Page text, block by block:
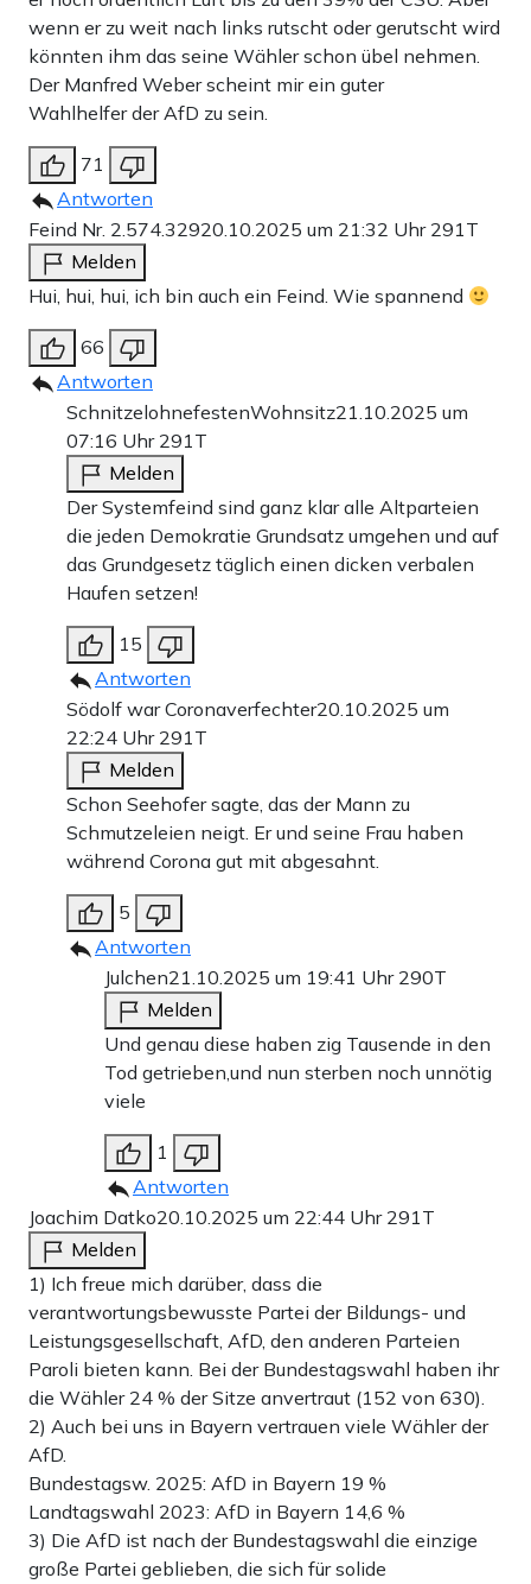
wenn er zu weit nach links rutscht oder gerutscht wird
könnten ihm das seine Wähler schon übel nehmen.
Der Manfred Weber scheint mir ein guter
Wahlhelfer der AfD zu sein.
71
Antworten
Feind Nr. 2.574.32920.10.2025 um 21:32 Uhr 291T
Melden
Hui, hui, hui, ich bin auch ein Feind. Wie spannend
66
Antworten
SchnitzelohnefestenWohnsitz21.10.2025 um
07:16 Uhr 291T
Melden
Der Systemfeind sind ganz klar alle Altparteien
die jeden Demokratie Grundsatz umgehen und auf
das Grundgesetz täglich einen dicken verbalen
Haufen setzen!
15
Antworten
Södolf war Coronaverfechter20.10.2025 um
22:24 Uhr 291T
Melden
Schon Seehofer sagte, das der Mann zu
Schmutzeleien neigt. Er und seine Frau haben
während Corona gut mit abgesahnt.
5
Antworten
Julchen21.10.2025 um 19:41 Uhr 290T
Melden
Und genau diese haben zig Tausende in den
Tod getrieben,und nun sterben noch unnötig
viele
1
Antworten
Joachim Datko20.10.2025 um 22:44 Uhr 291T
Melden
1) Ich freue mich darüber, dass die
verantwortungsbewusste Partei der Bildungs- und
Leistungsgesellschaft, AfD, den anderen Parteien
Paroli bieten kann. Bei der Bundestagswahl haben ihr
die Wähler 24 % der Sitze anvertraut (152 von 630).
2) Auch bei uns in Bayern vertrauen viele Wähler der
AfD.
Bundestagsw. 2025: AfD in Bayern 19 %
Landtagswahl 2023: AfD in Bayern 14,6 %
3) Die AfD ist nach der Bundestagswahl die einzige
große Partei geblieben, die sich für solide